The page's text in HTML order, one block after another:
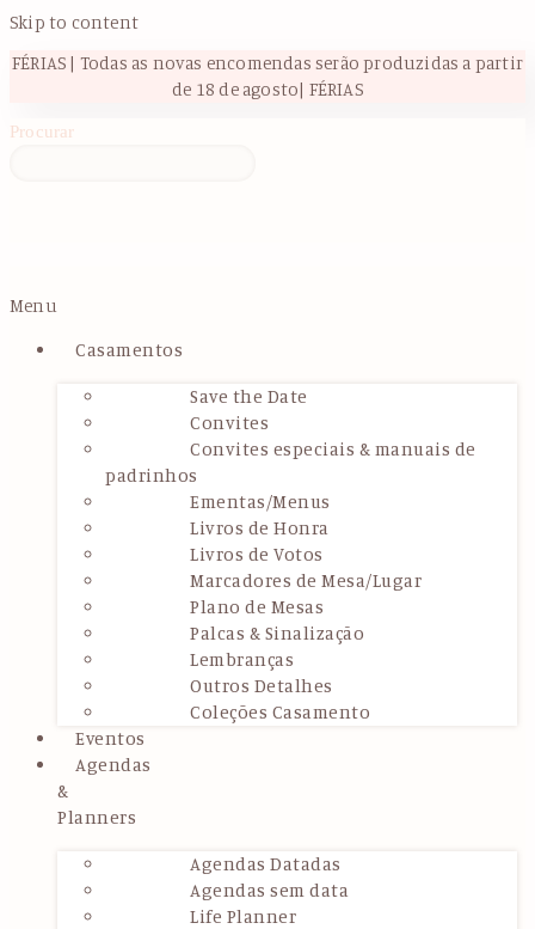
Skip to content
FÉRIAS | Todas as novas encomendas serão produzidas a partir
de 18 de agosto| FÉRIAS
Procurar
Menu
Casamentos
Save the Date
Convites
Convites especiais & manuais de
padrinhos
Ementas/Menus
Livros de Honra
Livros de Votos
Marcadores de Mesa/Lugar
Plano de Mesas
Palcas & Sinalização
Lembranças
Outros Detalhes
Coleções Casamento
Eventos
Agendas
&
Planners
Agendas Datadas
Agendas sem data
Life Planner